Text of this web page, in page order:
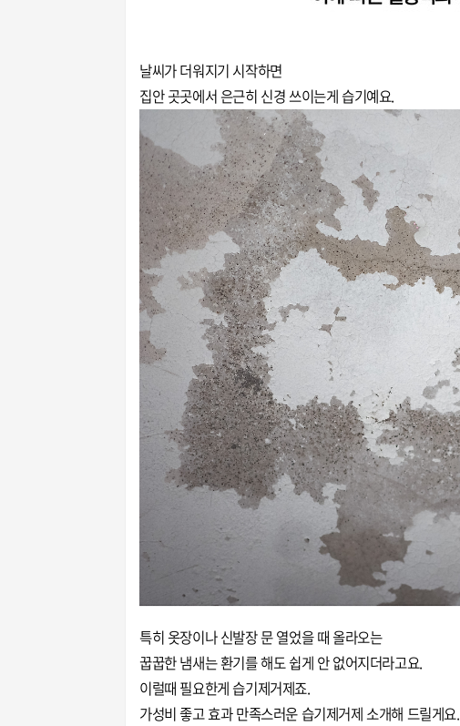
날씨가 더워지기 시작하면
집안 곳곳에서 은근히 신경 쓰이는게 습기예요.
특히 옷장이나 신발장 문 열었을 때 올라오는
꿉꿉한 냄새는 환기를 해도 쉽게 안 없어지더라고요.
이럴때 필요한게 습기제거제죠.
가성비 좋고 효과 만족스러운 습기제거제 소개해 드릴게요.